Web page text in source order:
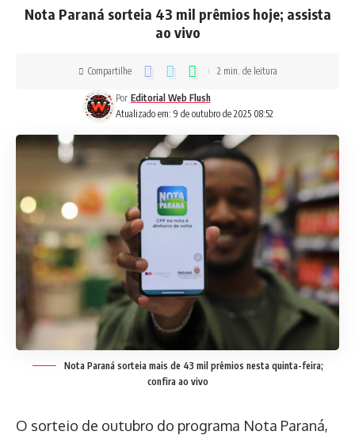
Nota Paraná sorteia 43 mil prêmios hoje; assista
ao vivo
Atualizado em: 9 de outubro de 2025 08:52
Por Editorial Web Flush
Compartilhe 2 min. de leitura
Nota Paraná sorteia mais de 43 mil prêmios nesta quinta-feira;
confira ao vivo
O sorteio de outubro do programa Nota Paraná,